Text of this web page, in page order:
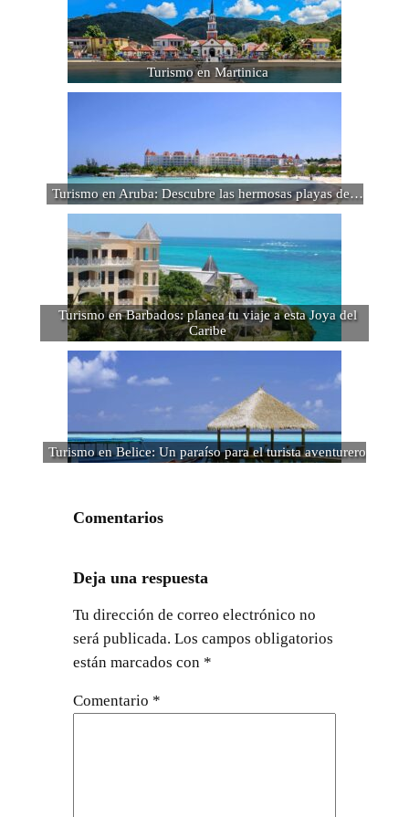
Turismo en Martinica
Turismo en Aruba: Descubre las hermosas playas de…
Turismo en Barbados: planea tu viaje a esta Joya del
Caribe
Turismo en Belice: Un paraíso para el turista aventurero
Comentarios
Deja una respuesta
Tu dirección de correo electrónico no
será publicada. Los campos obligatorios
están marcados con *
Comentario *